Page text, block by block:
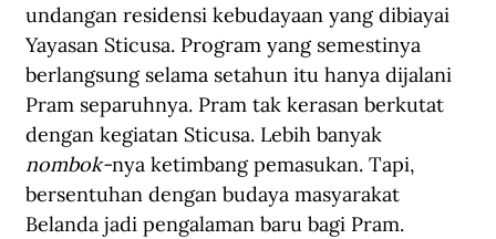
undangan residensi kebudayaan yang dibiayai
Yayasan Sticusa. Program yang semestinya
berlangsung selama setahun itu hanya dijalani
Pram separuhnya. Pram tak kerasan berkutat
dengan kegiatan Sticusa. Lebih banyak
nombok-nya ketimbang pemasukan. Tapi,
bersentuhan dengan budaya masyarakat
Belanda jadi pengalaman baru bagi Pram.